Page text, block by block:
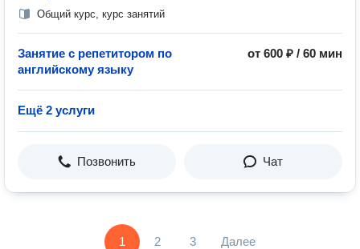
Общий курс, курс занятий
Занятие с репетитором по
английскому языку
от 600 ₽ / 60 мин
Ещё 2 услуги
Позвонить Чат
1 2 3 Далее